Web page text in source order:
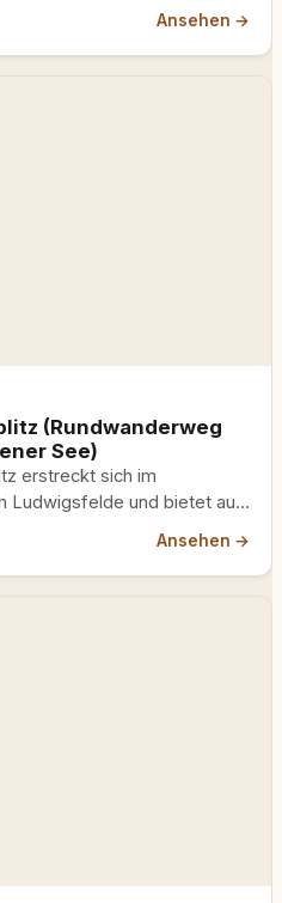
Ansehen →
(Rundwanderweg
See)
erstreckt sich im
Ludwigsfelde und bietet auf
durch Wald,…
Ansehen →